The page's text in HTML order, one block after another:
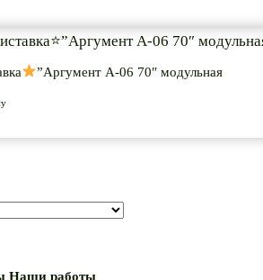
”Аргумент А-06 70″ модульная
Наши работы